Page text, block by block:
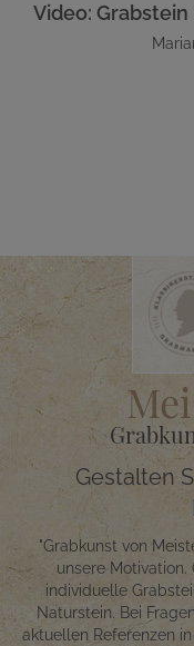
Video:
Gestalten
"Grabkunst von
unsere
individuelle
Naturstein. Bei
aktuellen Referenzen